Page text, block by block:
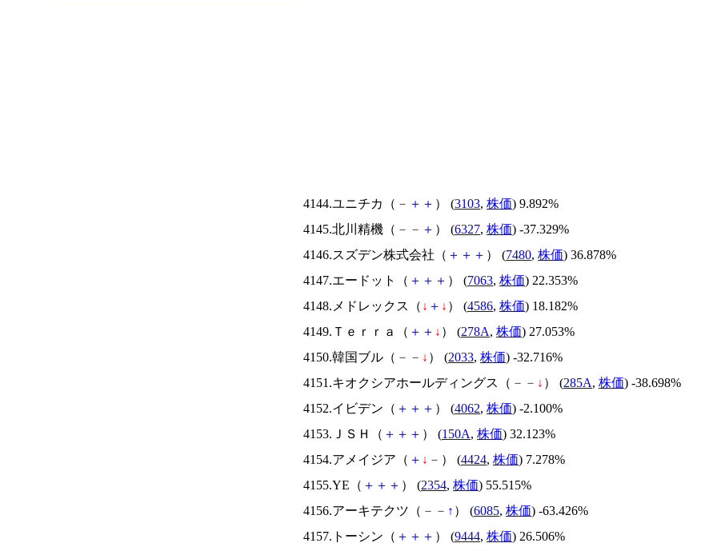
4144.ユニチカ（ － ＋ ＋ ） (3103, 株価) 9.892%
4145.北川精機（ － － ＋ ） (6327, 株価) -37.329%
4146.スズデン株式会社（ ＋ ＋ ＋ ） (7480, 株価) 36.878%
4147.エードット（ ＋ ＋ ＋ ） (7063, 株価) 22.353%
4148.メドレックス（ ↓ ＋ ↓ ） (4586, 株価) 18.182%
4149.Ｔｅｒｒａ（ ＋ ＋ ↓ ） (278A, 株価) 27.053%
4150.韓国ブル（ － － ↓ ） (2033, 株価) -32.716%
4151.キオクシアホールディングス（ － － ↓ ） (285A, 株価) -38.698%
4152.イビデン（ ＋ ＋ ＋ ） (4062, 株価) -2.100%
4153.ＪＳＨ（ ＋ ＋ ＋ ） (150A, 株価) 32.123%
4154.アメイジア（ ＋ ↓ － ） (4424, 株価) 7.278%
4155.YE（ ＋ ＋ ＋ ） (2354, 株価) 55.515%
4156.アーキテクツ（ － － ↑ ） (6085, 株価) -63.426%
4157.トーシン（ ＋ ＋ ＋ ） (9444, 株価) 26.506%